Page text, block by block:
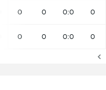
0
0:0
0
0
0
0:0
0
0